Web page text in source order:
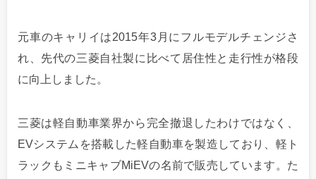
元車のキャリイは2015年3月にフルモデルチェンジさ
れ、先代の三菱自社製に比べて居住性と走行性が格段
に向上しました。
三菱は軽自動車業界から完全撤退したわけではなく、
EVシステムを搭載した軽自動車を製造しており、軽ト
ラックもミニキャブMiEVの名前で販売しています。た